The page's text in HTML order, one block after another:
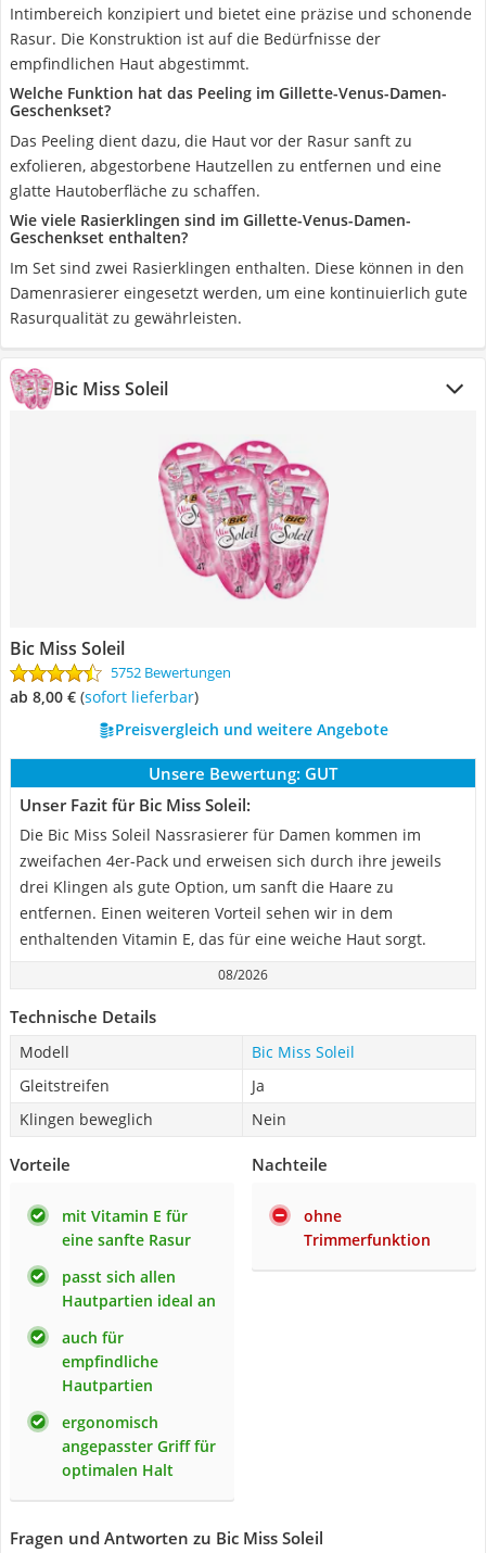
Intimbereich konzipiert und bietet eine präzise und schonende
Rasur. Die Konstruktion ist auf die Bedürfnisse der
empfindlichen Haut abgestimmt.
Welche Funktion hat das Peeling im Gillette-Venus-Damen-
Geschenkset?
Das Peeling dient dazu, die Haut vor der Rasur sanft zu
exfolieren, abgestorbene Hautzellen zu entfernen und eine
glatte Hautoberfläche zu schaffen.
Wie viele Rasierklingen sind im Gillette-Venus-Damen-
Geschenkset enthalten?
Im Set sind zwei Rasierklingen enthalten. Diese können in den
Damenrasierer eingesetzt werden, um eine kontinuierlich gute
Rasurqualität zu gewährleisten.
Bic Miss Soleil
Bic Miss Soleil
5752 Bewertungen
ab 8,00 € ( Sofort lieferbar)
Preisvergleich und weitere Angebote
Unsere Bewertung: GUT
Unser Fazit für Bic Miss Soleil:
Die Bic Miss Soleil Nassrasierer für Damen kommen im
zweifachen 4er-Pack und erweisen sich durch ihre jeweils
drei Klingen als gute Option, um sanft die Haare zu
entfernen. Einen weiteren Vorteil sehen wir in dem
enthaltenden Vitamin E, das für eine weiche Haut sorgt.
08/2026
Technische Details
Modell
Bic Miss Soleil
Gleitstreifen
Ja
Klingen beweglich
Nein
Vorteile
mit Vitamin E für
eine sanfte Rasur
passt sich allen
Hautpartien ideal an
auch für
empfindliche
Hautpartien
ergonomisch
angepasster Griff für
optimalen Halt
Nachteile
ohne
Trimmerfunktion
Fragen und Antworten zu Bic Miss Soleil